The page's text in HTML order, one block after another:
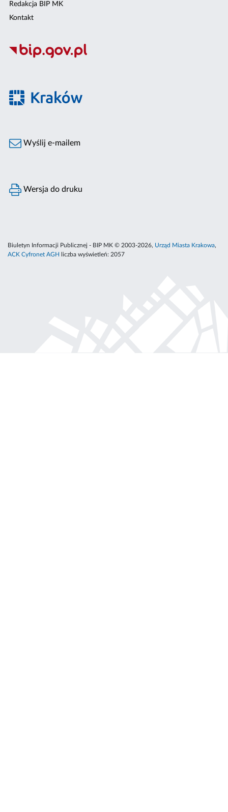
Redakcja BIP MK
Kontakt
Wyślij e-mailem
Wersja do druku
Biuletyn Informacji Publicznej - BIP MK © 2003-2026, Urząd Miasta Krakowa,
ACK Cyfronet AGH
liczba wyświetleń: 2057